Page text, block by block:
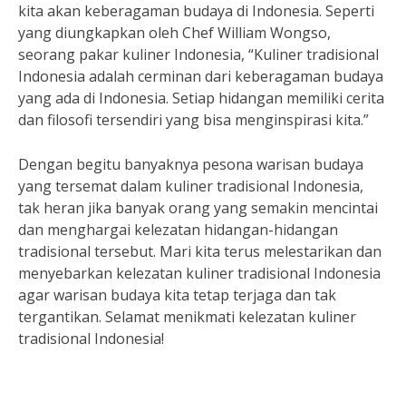
kita akan keberagaman budaya di Indonesia. Seperti
yang diungkapkan oleh Chef William Wongso,
seorang pakar kuliner Indonesia, “Kuliner tradisional
Indonesia adalah cerminan dari keberagaman budaya
yang ada di Indonesia. Setiap hidangan memiliki cerita
dan filosofi tersendiri yang bisa menginspirasi kita.”
Dengan begitu banyaknya pesona warisan budaya
yang tersemat dalam kuliner tradisional Indonesia,
tak heran jika banyak orang yang semakin mencintai
dan menghargai kelezatan hidangan-hidangan
tradisional tersebut. Mari kita terus melestarikan dan
menyebarkan kelezatan kuliner tradisional Indonesia
agar warisan budaya kita tetap terjaga dan tak
tergantikan. Selamat menikmati kelezatan kuliner
tradisional Indonesia!